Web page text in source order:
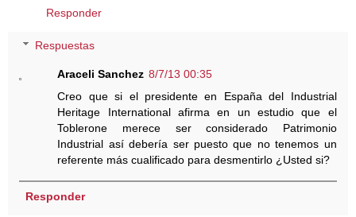
Responder
Respuestas
Araceli Sanchez 8/7/13 00:35
Creo que si el presidente en España del Industrial
Heritage International afirma en un estudio que el
Toblerone merece ser considerado Patrimonio
Industrial así debería ser puesto que no tenemos un
referente más cualificado para desmentirlo ¿Usted si?
Responder